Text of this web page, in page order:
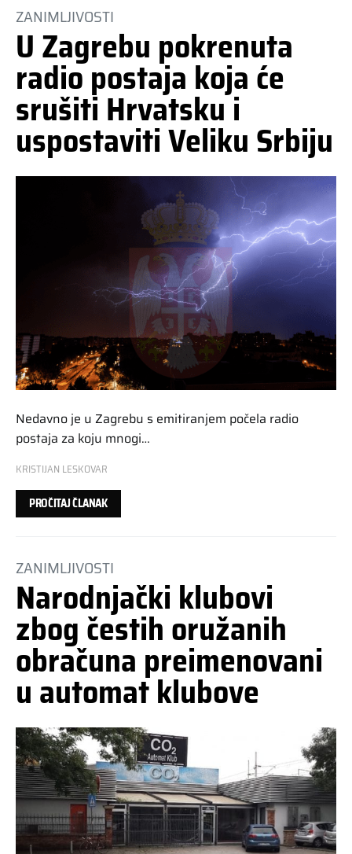
ZANIMLJIVOSTI
U Zagrebu pokrenuta
radio postaja koja će
srušiti Hrvatsku i
uspostaviti Veliku Srbiju
Nedavno je u Zagrebu s emitiranjem počela radio
postaja za koju mnogi…
KRISTIJAN LESKOVAR
PROČITAJ ČLANAK
ZANIMLJIVOSTI
Narodnjački klubovi
zbog čestih oružanih
obračuna preimenovani
u automat klubove